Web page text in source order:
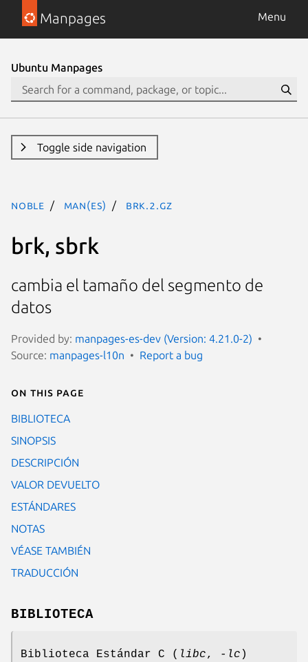
Manpages Menu
Ubuntu Manpages
Toggle side navigation
noble man(es) brk.2.gz
brk, sbrk
cambia el tamaño del segmento de
datos
Provided by: manpages-es-dev (Version: 4.21.0-2)
Source: manpages-l10n Report a bug
On this page
BIBLIOTECA
SINOPSIS
DESCRIPCIÓN
VALOR DEVUELTO
ESTÁNDARES
NOTAS
VÉASE TAMBIÉN
TRADUCCIÓN
BIBLIOTECA
Biblioteca Estándar C ( libc, -lc )